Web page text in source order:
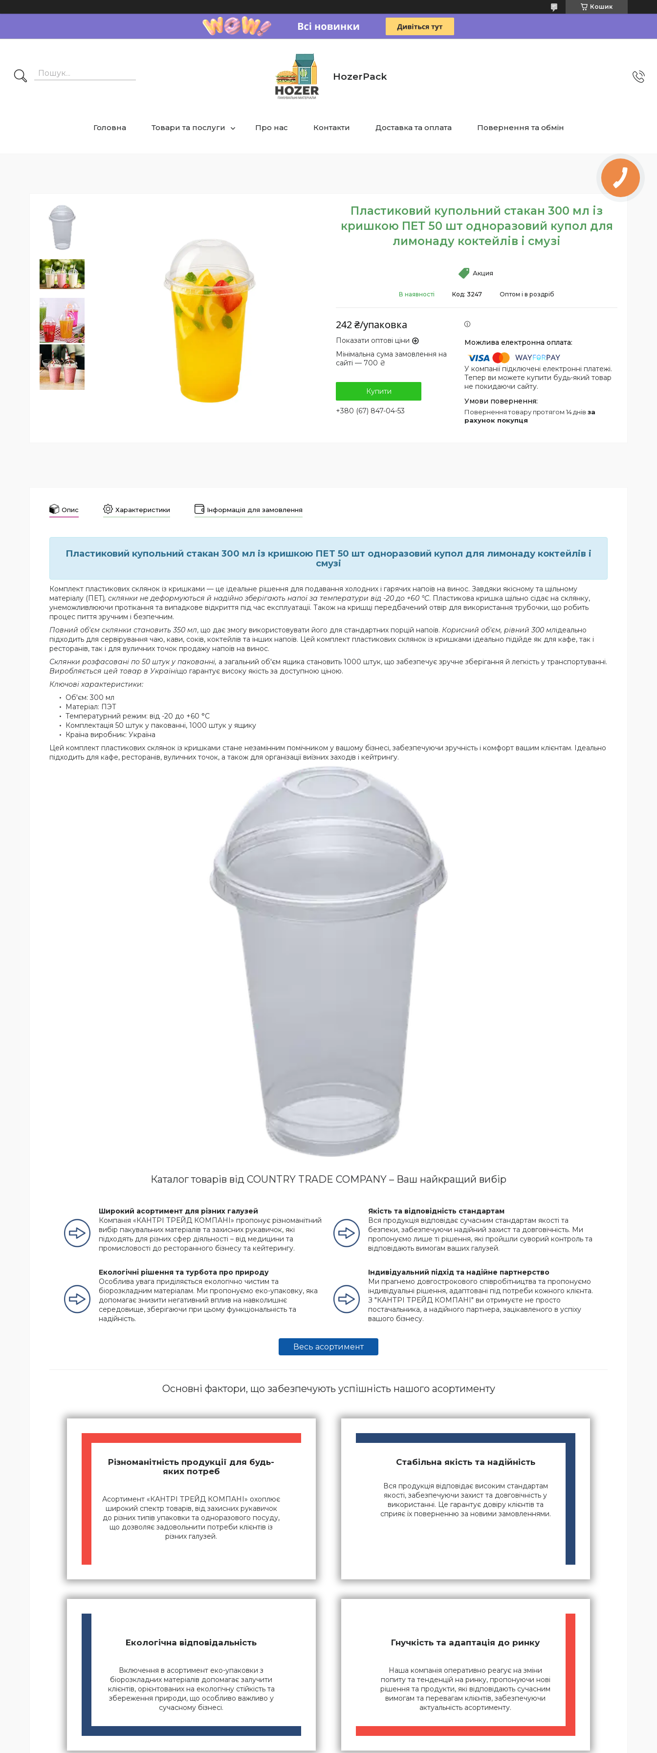
Кошик
HozerPack
Головна Товари та послуги Про нас Контакти Доставка та оплата Повернення та обмін
Пластиковий купольний стакан 300 мл із
кришкою ПЕТ 50 шт одноразовий купол для
лимонаду коктейлів і смузі
Акция
В наявності Оптом і в роздріб
Код: 3247
242 ₴/упаковка
Показати оптові ціни
Мінімальна сума замовлення на
сайті — 700 ₴
Купити
+380 (67) 847-04-53
У компанії підключені електронні платежі.
Тепер ви можете купити будь-який товар
не покидаючи сайту.
повернення товару протягом 14 днів за
рахунок покупця
Опис Характеристики Інформація для замовлення
Пластиковий купольний стакан 300 мл із кришкою ПЕТ 50 шт одноразовий купол для лимонаду коктейлів і
смузі
Комплект пластикових склянок із кришками — це ідеальне рішення для подавання холодних і гарячих напоїв на винос. Завдяки якісному та щільному
матеріалу (ПЕТ), склянки не деформуються й надійно зберігають напої за температури від -20 до +60 °C. Пластикова кришка щільно сідає на склянку,
унеможливлюючи протікання та випадкове відкриття під час експлуатації. Також на кришці передбачений отвір для використання трубочки, що робить
процес пиття зручним і безпечним.
Повний об'єм склянки становить 350 мл, що дає змогу використовувати його для стандартних порцій напоїв. Корисний об'єм, рівний 300 млідеально
підходить для сервірування чаю, кави, соків, коктейлів та інших напоїв. Цей комплект пластикових склянок із кришками ідеально підійде як для кафе, так і
ресторанів, так і для вуличних точок продажу напоїв на винос.
Склянки розфасовані по 50 штук у пакованні, а загальний об'єм ящика становить 1000 штук, що забезпечує зручне зберігання й легкість у транспортуванні.
Виробляється цей товар в Україніщо гарантує високу якість за доступною ціною.
Ключові характеристики:
Об'єм: 300 мл
Матеріал: ПЭТ
Температурний режим: від -20 до +60 °C
Комплектація 50 штук у пакованні, 1000 штук у ящику
Країна виробник: Україна
Цей комплект пластикових склянок із кришками стане незамінним помічником у вашому бізнесі, забезпечуючи зручність і комфорт вашим клієнтам. Ідеально
підходить для кафе, ресторанів, вуличних точок, а також для організації виїзних заходів і кейтрингу.
Каталог товарів від COUNTRY TRADE COMPANY – Ваш найкращий вибір
Широкий асортимент для різних галузей
Компанія «КАНТРІ ТРЕЙД КОМПАНІ» пропонує різноманітний
вибір пакувальних матеріалів та захисних рукавичок, які
підходять для різних сфер діяльності – від медицини та
промисловості до ресторанного бізнесу та кейтерингу.
Екологічні рішення та турбота про природу
Особлива увага приділяється екологічно чистим та
біорозкладним матеріалам. Ми пропонуємо еко-упаковку, яка
допомагає знизити негативний вплив на навколишнє
середовище, зберігаючи при цьому функціональність та
надійність.
Якість та відповідність стандартам
Вся продукція відповідає сучасним стандартам якості та
безпеки, забезпечуючи надійний захист та довговічність. Ми
пропонуємо лише ті рішення, які пройшли суворий контроль та
відповідають вимогам ваших галузей.
Індивідуальний підхід та надійне партнерство
Ми прагнемо довгострокового співробітництва та пропонуємо
індивідуальні рішення, адаптовані під потреби кожного клієнта.
З "КАНТРІ ТРЕЙД КОМПАНІ" ви отримуєте не просто
постачальника, а надійного партнера, зацікавленого в успіху
вашого бізнесу.
Весь асортимент
Основні фактори, що забезпечують успішність нашого асортименту
Різноманітність продукції для будь-
яких потреб
Асортимент «КАНТРІ ТРЕЙД КОМПАНІ» охоплює
широкий спектр товарів, від захисних рукавичок
до різних типів упаковки та одноразового посуду,
що дозволяє задовольнити потреби клієнтів із
різних галузей.
Стабільна якість та надійність
Вся продукція відповідає високим стандартам
якості, забезпечуючи захист та довговічність у
використанні. Це гарантує довіру клієнтів та
сприяє їх поверненню за новими замовленнями.
Екологічна відповідальність
Включення в асортимент еко-упаковки з
біорозкладних матеріалів допомагає залучити
клієнтів, орієнтованих на екологічну стійкість та
збереження природи, що особливо важливо у
сучасному бізнесі.
Гнучкість та адаптація до ринку
Наша компанія оперативно реагує на зміни
попиту та тенденцій на ринку, пропонуючи нові
рішення та продукти, які відповідають сучасним
вимогам та перевагам клієнтів, забезпечуючи
актуальність асортименту.